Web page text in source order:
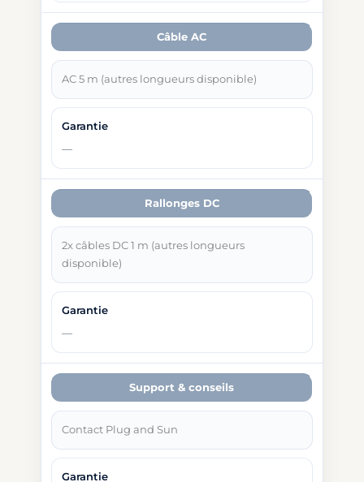
Câble AC
AC 5 m (autres longueurs disponible)
Rallonges DC
2x câbles DC 1 m (autres longueurs
disponible)
Support & conseils
Contact Plug and Sun